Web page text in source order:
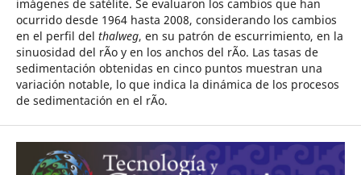
imágenes de satélite. Se evaluaron los cambios que han
ocurrido desde 1964 hasta 2008, considerando los cambios
en el perfil del thalweg, en su patrón de escurrimiento, en la
sinuosidad del rÃ­o y en los anchos del rÃ­o. Las tasas de
sedimentación obtenidas en cinco puntos muestran una
variación notable, lo que indica la dinámica de los procesos
de sedimentación en el rÃ­o.